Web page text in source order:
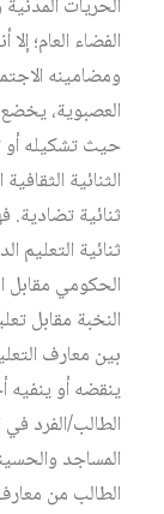
الحريات
الفضاء العام؛
ومضامينه
العصبوية، يخضع
حيث تشكيله
الثنائية
ثنائية تضادية.
ثنائية التعليم
الحكومي مقابل
النخبة مقابل
بين معارف
ينقضه أو ينفيه
الطالب/الفرد
المساجد
الطالب من